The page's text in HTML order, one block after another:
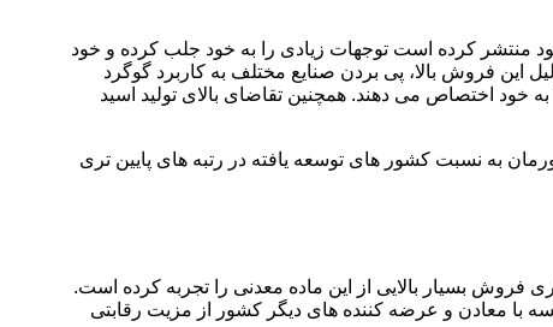
منتشر کرده است توجهات زیادی را به خود جلب کرده و خود
این فروش بالا، پی بردن صنایع مختلف به کاربرد گوگرد
خود اختصاص می دهند. همچنین تقاضای بالای تولید اسید
به نسبت کشور های توسعه یافته در رتبه های پایین تری
بسیار بالایی از این ماده معدنی را تجربه کرده است.
معادن و عرضه کننده های دیگر کشور از مزیت رقابتی